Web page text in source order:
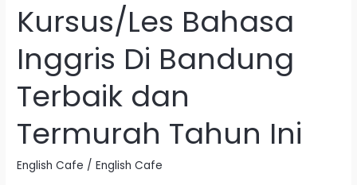
Kursus/Les Bahasa
Inggris Di Bandung
Terbaik dan
Termurah Tahun Ini
English Cafe /English Cafe
Tahun